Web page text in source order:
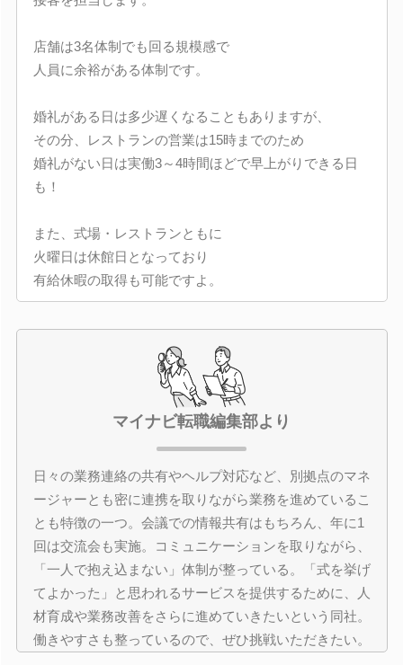
店舗は3名体制でも回る規模感で
人員に余裕がある体制です。
婚礼がある日は多少遅くなることもありますが、
その分、レストランの営業は15時までのため
婚礼がない日は実働3～4時間ほどで早上がりできる日
も！
また、式場・レストランともに
火曜日は休館日となっており
有給休暇の取得も可能ですよ。
マイナビ転職編集部より
日々の業務連絡の共有やヘルプ対応など、別拠点のマネ
ージャーとも密に連携を取りながら業務を進めているこ
とも特徴の一つ。会議での情報共有はもちろん、年に1
回は交流会も実施。コミュニケーションを取りながら、
「一人で抱え込まない」体制が整っている。「式を挙げ
てよかった」と思われるサービスを提供するために、人
材育成や業務改善をさらに進めていきたいという同社。
働きやすさも整っているので、ぜひ挑戦いただきたい。